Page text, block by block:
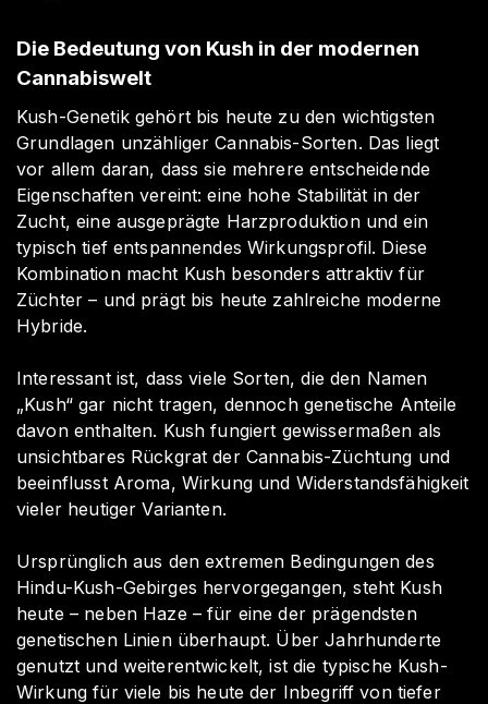
Die Bedeutung von Kush in der modernen
Cannabiswelt
Kush-Genetik gehört bis heute zu den wichtigsten
Grundlagen unzähliger Cannabis-Sorten. Das liegt
vor allem daran, dass sie mehrere entscheidende
Eigenschaften vereint: eine hohe Stabilität in der
Zucht, eine ausgeprägte Harzproduktion und ein
typisch tief entspannendes Wirkungsprofil. Diese
Kombination macht Kush besonders attraktiv für
Züchter – und prägt bis heute zahlreiche moderne
Hybride.
Interessant ist, dass viele Sorten, die den Namen
„Kush“ gar nicht tragen, dennoch genetische Anteile
davon enthalten. Kush fungiert gewissermaßen als
unsichtbares Rückgrat der Cannabis-Züchtung und
beeinflusst Aroma, Wirkung und Widerstandsfähigkeit
vieler heutiger Varianten.
Ursprünglich aus den extremen Bedingungen des
Hindu-Kush-Gebirges hervorgegangen, steht Kush
heute – neben Haze – für eine der prägendsten
genetischen Linien überhaupt. Über Jahrhunderte
genutzt und weiterentwickelt, ist die typische Kush-
Wirkung für viele bis heute der Inbegriff von tiefer